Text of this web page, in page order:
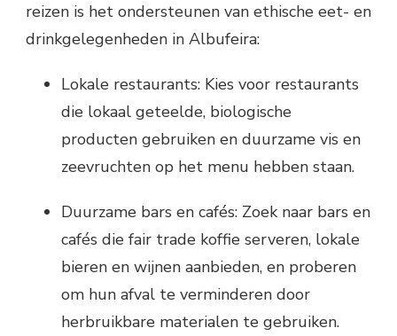
reizen is het ondersteunen van ethische eet- en
drinkgelegenheden in Albufeira:
Lokale restaurants: Kies voor restaurants
die lokaal geteelde, biologische
producten gebruiken en duurzame vis en
zeevruchten op het menu hebben staan.
Duurzame bars en cafés: Zoek naar bars en
cafés die fair trade koffie serveren, lokale
bieren en wijnen aanbieden, en proberen
om hun afval te verminderen door
herbruikbare materialen te gebruiken.